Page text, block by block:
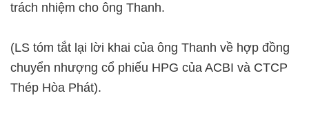
trách nhiệm cho ông Thanh.
(LS tóm tắt lại lời khai của ông Thanh về hợp đồng
chuyển nhượng cổ phiếu HPG của ACBI và CTCP
Thép Hòa Phát).